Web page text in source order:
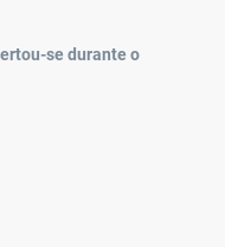
se durante o